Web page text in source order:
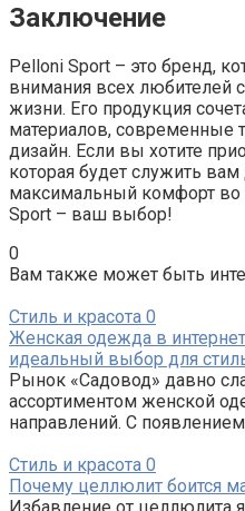
Заключение
Pelloni Sport – это бренд,
внимания всех любителей
жизни. Его продукция
материалов, современные
дизайн. Если вы хотите
которая будет служить вам
максимальный комфорт во
Sport – ваш выбор!
0
Вам также может быть
Стиль и красота 0
Женская одежда в
идеальный выбор для
Рынок «Садовод» давно
ассортиментом женской
направлений. С появлением
Стиль и красота 0
Почему целлюлит боится